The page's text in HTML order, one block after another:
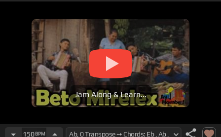
Jam Along & Learn...
150BPM